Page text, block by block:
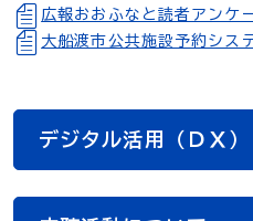
広報おおふなと読者アンケ
大船渡市公共施設予約シス
デジタル活用（ＤＸ）